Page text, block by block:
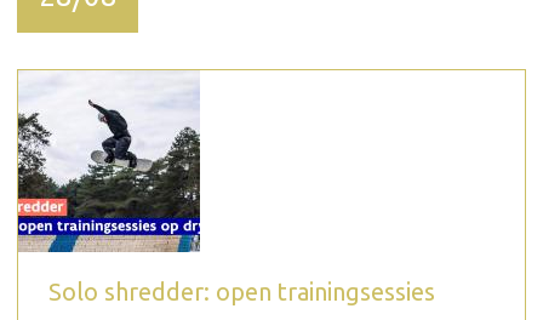
Solo shredder: open trainingsessies